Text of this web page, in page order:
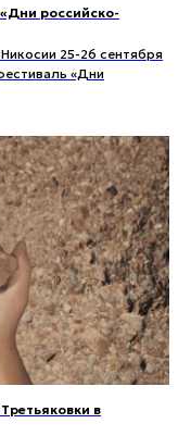
российско-
25-26 сентября
«Дни
в